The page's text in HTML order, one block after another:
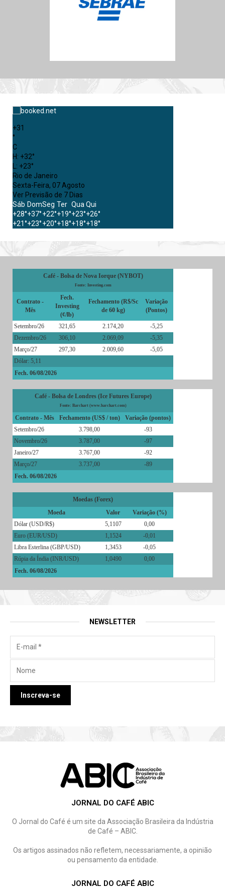
+31
°
C
H: +32°
L: +23°
Rio de Janeiro
Sexta-Feira, 07 Agosto
Ver Previsão de 7 Dias
Sáb DomSeg Ter QuaQui
+28°+37°+22°+19°+23°+26°
+21°+23°+20°+18°+18°+18°
Café - Bolsa de Nova Iorque (NYBOT)
Fonte: Investing.com
Contrato -
Mês
Fech.
Investing
(¢/lb)
Fechamento (R$/Sc
de 60 kg)
Variação
(Pontos)
Setembro/26 321,65 2.174,20
-5,25
Dezembro/26
306,10 2.069,09
-5,35
Março/27
297,30 2.009,60
-5,05
Dólar: 5,11
Fech. 06/08/2026
Café - Bolsa de Londres (Ice Futures Europe)
Fonte: Barchart (www.barchart.com)
Contrato - Mês Fechamento (US$ / ton)
Variação (pontos)
Setembro/26
3.798,00
-93
Novembro/26
3.787,00
-97
Janeiro/27
3.767,00
-92
Março/27
3.737,00
-89
Fech. 06/08/2026
Moedas (Forex)
Moeda
Valor
Variação (%)
Dólar (USD/R$)
5,1107
0,00
Euro (EUR/USD)
1,1524
-0,01
Libra Esterlina (GBP/USD)
1,3453
-0,05
Rúpia da Índia (INR/USD)
1,0490
0,00
Fech. 06/08/2026
NEWSLETTER
JORNAL DO CAFÉ ABIC
O Jornal do Café é um site da Associação Brasileira da Indústria
de Café – ABIC.
Os artigos assinados não refletem, necessariamente, a opinião
ou pensamento da entidade.
JORNAL DO CAFÉ ABIC